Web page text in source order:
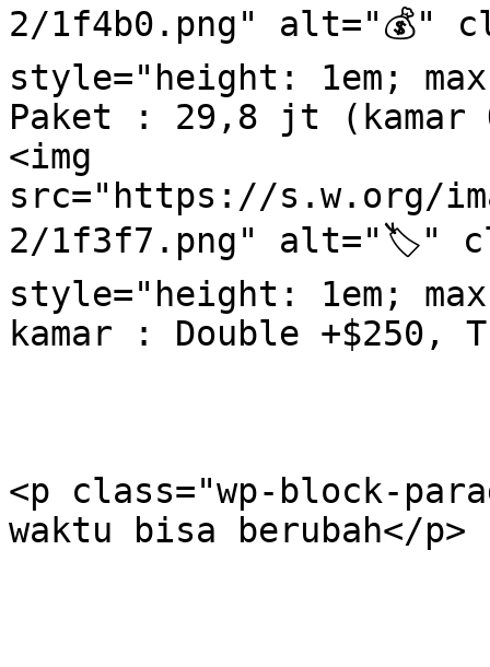
2/1f4b0.png" alt="💰"
style="height: 1em;
Paket : 29,8 jt (kamar
<img
src="https://s.w.org/
2/1f3f7.png" alt="🏷"
style="height: 1em;
kamar : Double +$250,
<p class="wp-block-
waktu bisa berubah</p>